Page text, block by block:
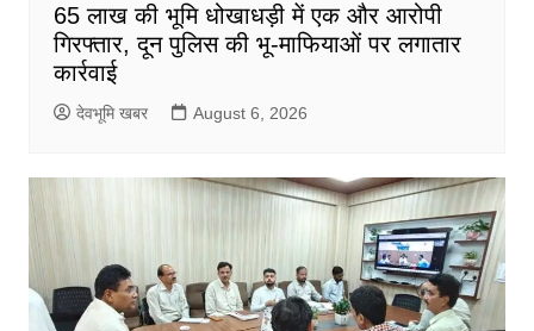
65 लाख की भूमि धोखाधड़ी में एक और आरोपी
गिरफ्तार, दून पुलिस की भू-माफियाओं पर लगातार
कार्रवाई
देवभूमि खबर August 6, 2026